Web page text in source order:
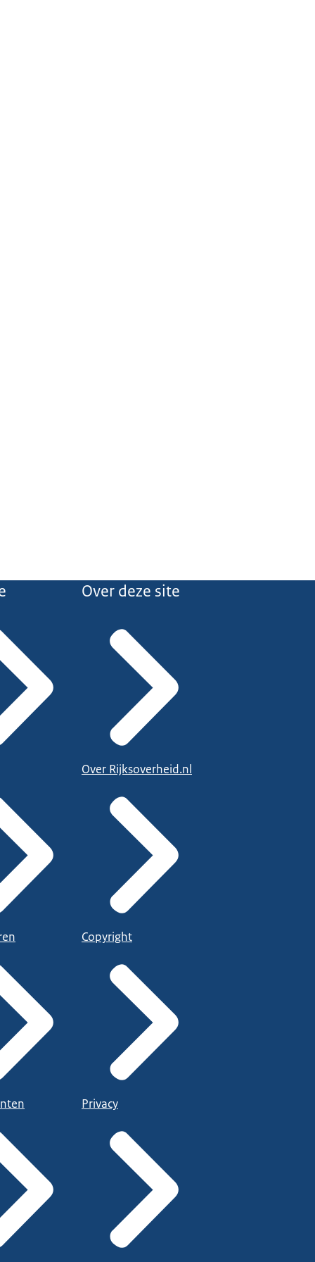
Over deze site
Over Rijksoverheid.nl
Copyright
Privacy